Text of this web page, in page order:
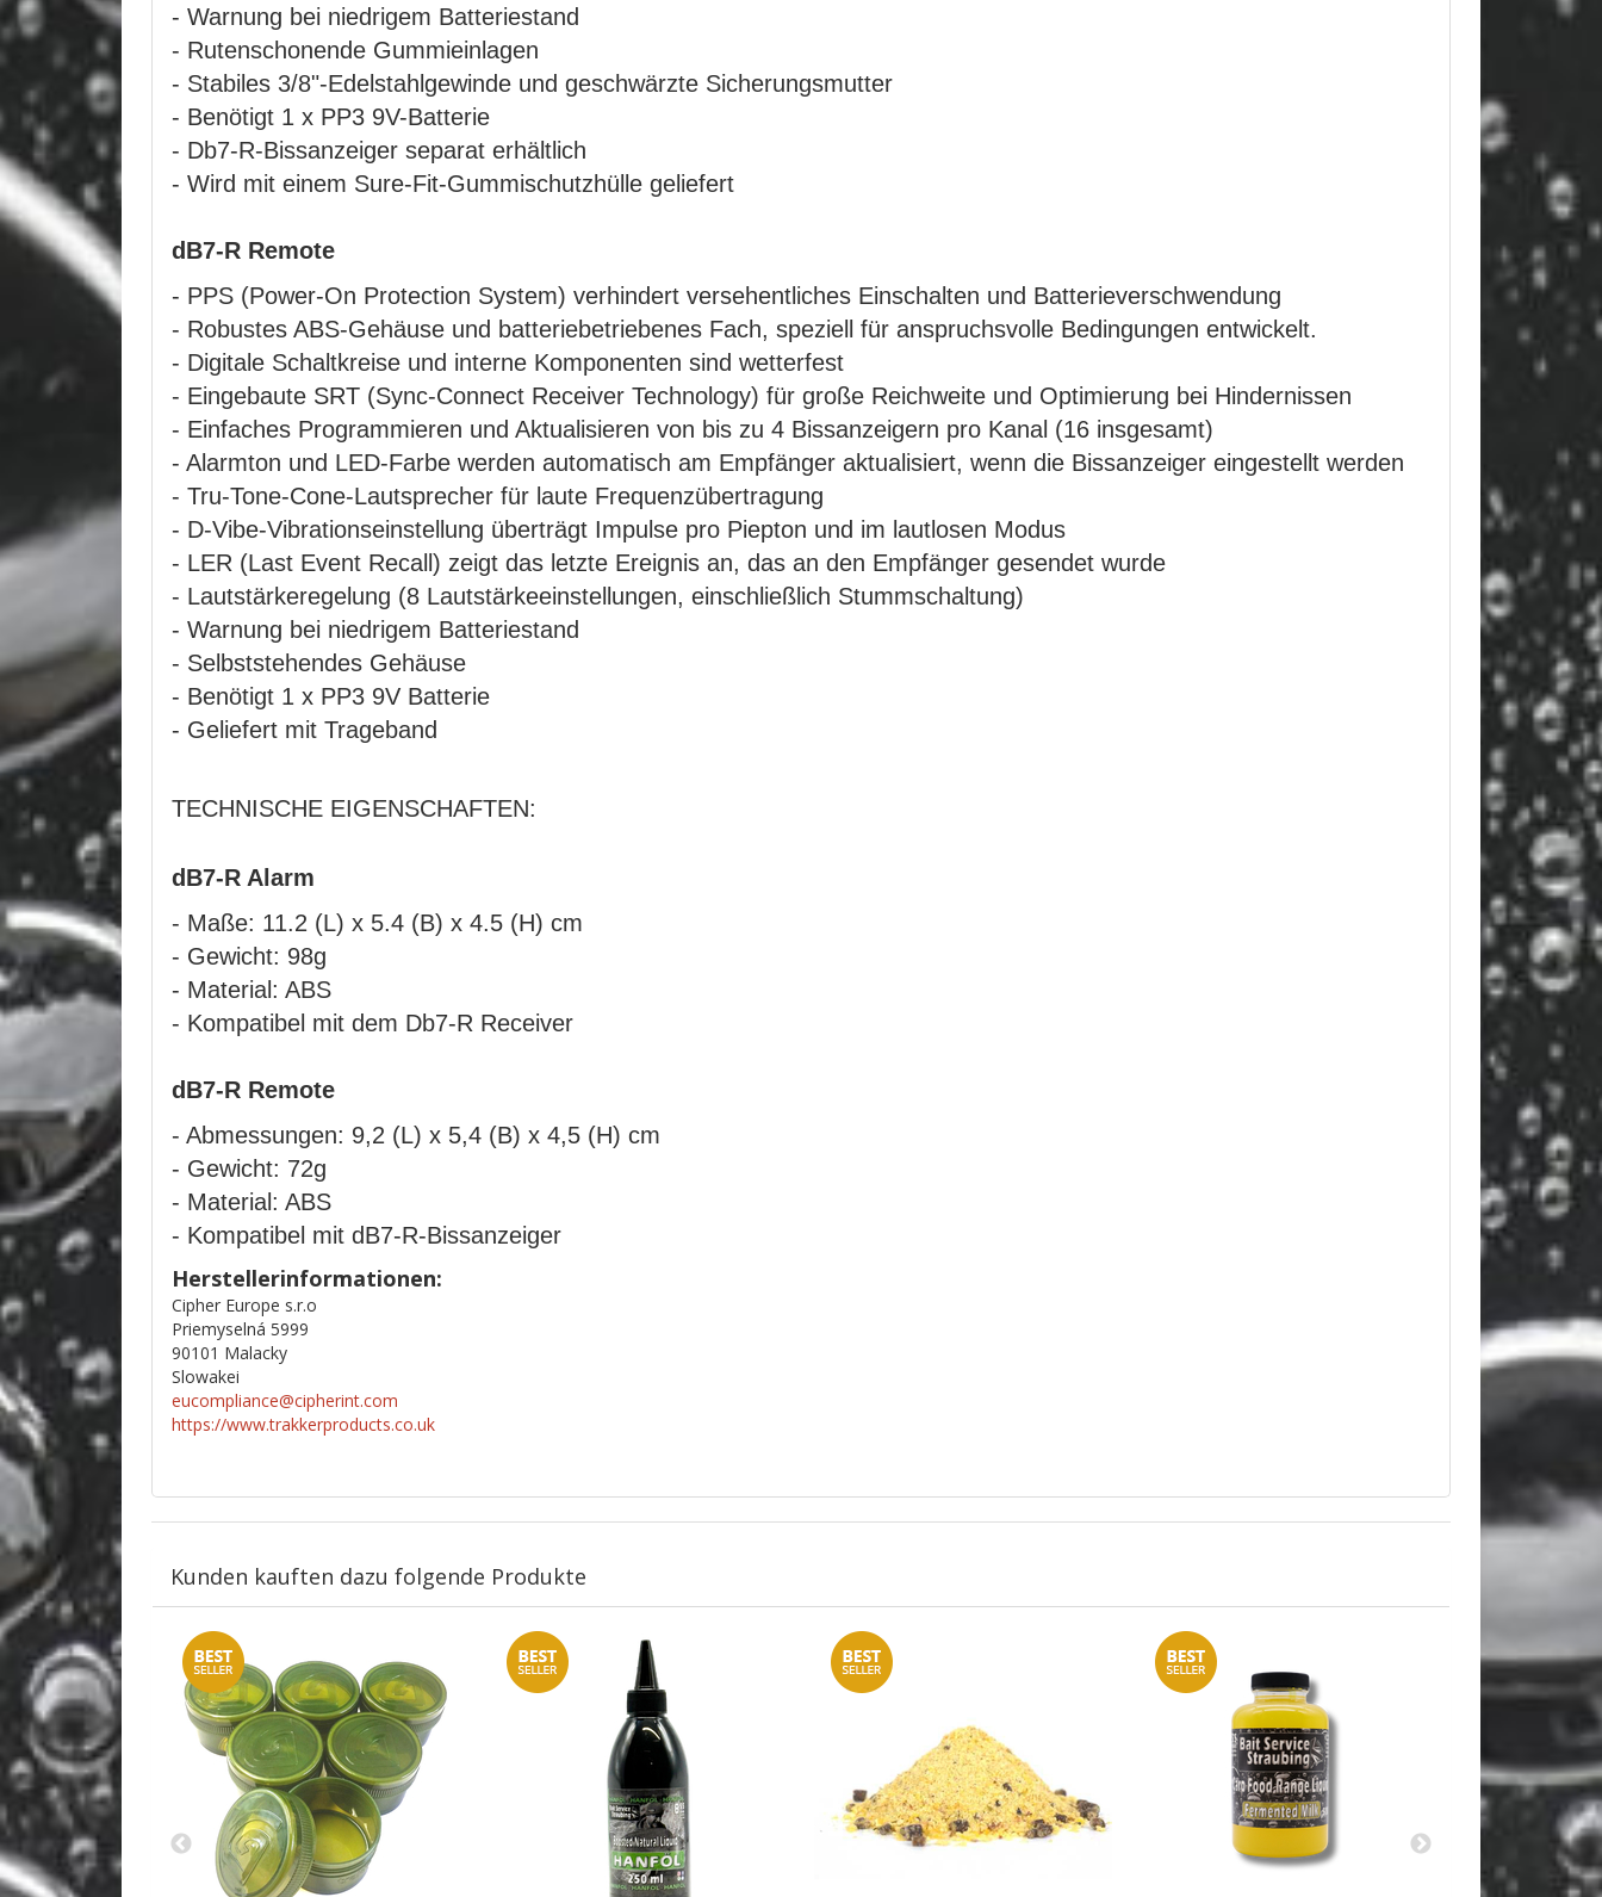
- Warnung bei niedrigem Batteriestand
- Rutenschonende Gummieinlagen
- Stabiles 3/8"-Edelstahlgewinde und geschwärzte Sicherungsmutter
- Benötigt 1 x PP3 9V-Batterie
- Db7-R-Bissanzeiger separat erhältlich
- Wird mit einem Sure-Fit-Gummischutzhülle geliefert
dB7-R Remote
- PPS (Power-On Protection System) verhindert versehentliches Einschalten und Batterieverschwendung
- Robustes ABS-Gehäuse und batteriebetriebenes Fach, speziell für anspruchsvolle Bedingungen entwickelt.
- Digitale Schaltkreise und interne Komponenten sind wetterfest
- Eingebaute SRT (Sync-Connect Receiver Technology) für große Reichweite und Optimierung bei Hindernissen
- Einfaches Programmieren und Aktualisieren von bis zu 4 Bissanzeigern pro Kanal (16 insgesamt)
- Alarmton und LED-Farbe werden automatisch am Empfänger aktualisiert, wenn die Bissanzeiger eingestellt werden
- Tru-Tone-Cone-Lautsprecher für laute Frequenzübertragung
- D-Vibe-Vibrationseinstellung überträgt Impulse pro Piepton und im lautlosen Modus
- LER (Last Event Recall) zeigt das letzte Ereignis an, das an den Empfänger gesendet wurde
- Lautstärkeregelung (8 Lautstärkeeinstellungen, einschließlich Stummschaltung)
- Warnung bei niedrigem Batteriestand
- Selbststehendes Gehäuse
- Benötigt 1 x PP3 9V Batterie
- Geliefert mit Trageband
TECHNISCHE EIGENSCHAFTEN:
dB7-R Alarm
- Maße: 11.2 (L) x 5.4 (B) x 4.5 (H) cm
- Gewicht: 98g
- Material: ABS
- Kompatibel mit dem Db7-R Receiver
dB7-R Remote
- Abmessungen: 9,2 (L) x 5,4 (B) x 4,5 (H) cm
- Gewicht: 72g
- Material: ABS
- Kompatibel mit dB7-R-Bissanzeiger
Herstellerinformationen:
Cipher Europe s.r.o
Priemyselná 5999
90101 Malacky
Slowakei
eucompliance@cipherint.com
https://www.trakkerproducts.co.uk
Kunden kauften dazu folgende Produkte